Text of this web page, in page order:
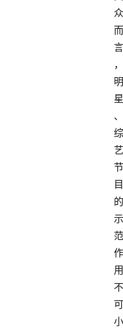
众
而
言
，
明
星
、
综
艺
节
目
的
示
范
作
用
不
可
小